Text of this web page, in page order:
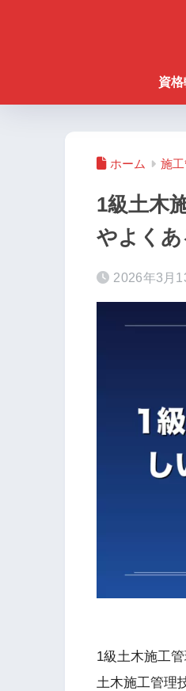
資
ホーム 施
1級土木
やよく
2026年3月
1級土木施工
土木施工管理